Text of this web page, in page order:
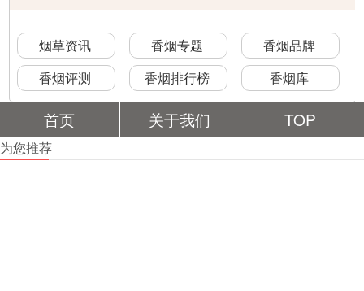
烟草资讯 香烟专题
香烟品牌
香烟评测
香烟排行榜 香烟库
首页 关于我们 TOP
为您推荐